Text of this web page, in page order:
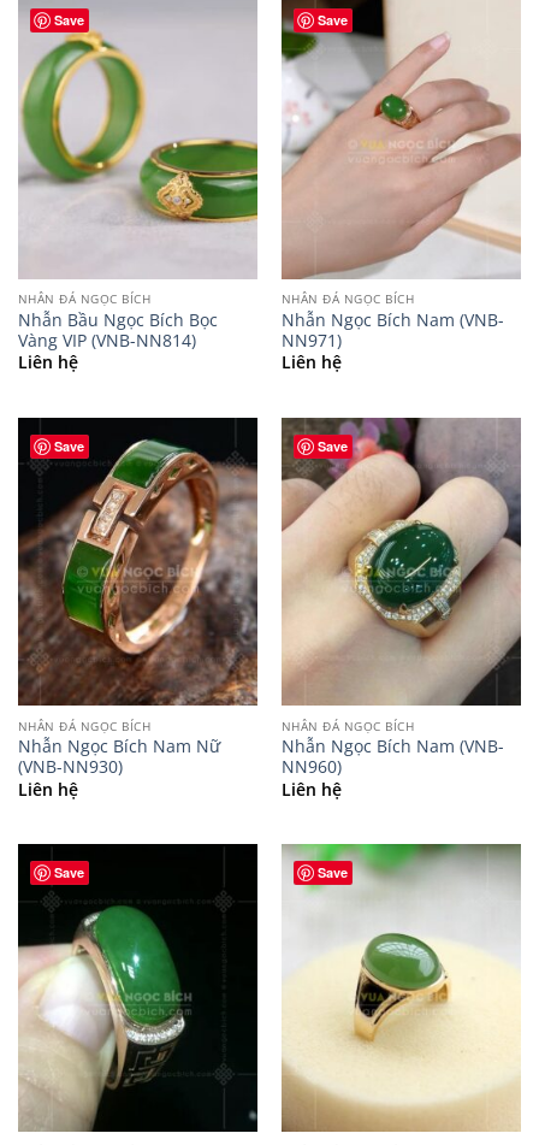
Save
NHẪN ĐÁ NGỌC BÍCH
Nhẫn Bầu Ngọc Bích Bọc
Vàng VIP (VNB-NN814)
Liên hệ
Save
NHẪN ĐÁ NGỌC BÍCH
Nhẫn Ngọc Bích Nam (VNB-
NN971)
Liên hệ
Save
NHẪN ĐÁ NGỌC BÍCH
Nhẫn Ngọc Bích Nam Nữ
(VNB-NN930)
Liên hệ
Save
NHẪN ĐÁ NGỌC BÍCH
Nhẫn Ngọc Bích Nam (VNB-
NN960)
Liên hệ
Save Save